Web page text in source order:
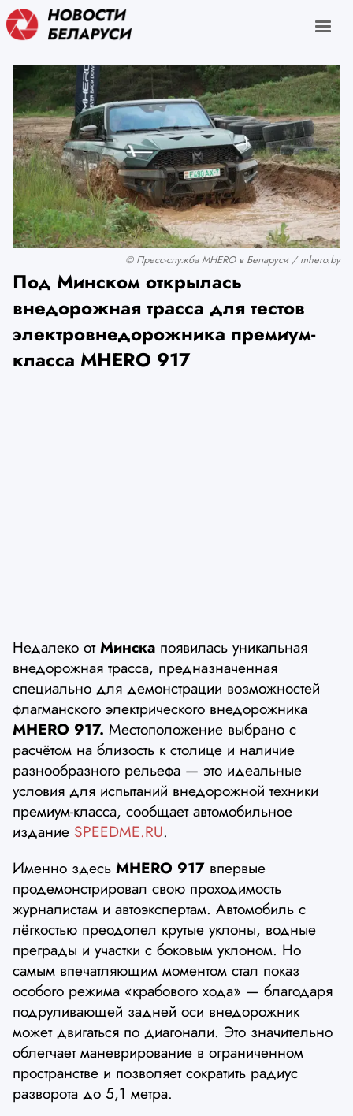
© Пресс-служба MHERO в Беларуси / mhero.by
Под Минском открылась
внедорожная трасса для тестов
электровнедорожника премиум-
класса MHERO 917
Недалеко отМинска появилась уникальная
внедорожная трасса, предназначенная
специально для демонстрации возможностей
флагманского электрического внедорожника
MHERO 917. Местоположение выбрано с
расчётом на близость к столице и наличие
разнообразного рельефа — это идеальные
условия для испытаний внедорожной техники
премиум-класса, сообщает автомобильное
издание SPEEDME.RU.
Именно здесь MHERO 917 впервые
продемонстрировал свою проходимость
журналистам и автоэкспертам. Автомобиль с
лёгкостью преодолел крутые уклоны, водные
преграды и участки с боковым уклоном. Но
самым впечатляющим моментом стал показ
особого режима «крабового хода» — благодаря
подруливающей задней оси внедорожник
может двигаться по диагонали. Это значительно
облегчает маневрирование в ограниченном
пространстве и позволяет сократить радиус
разворота до 5,1 метра.